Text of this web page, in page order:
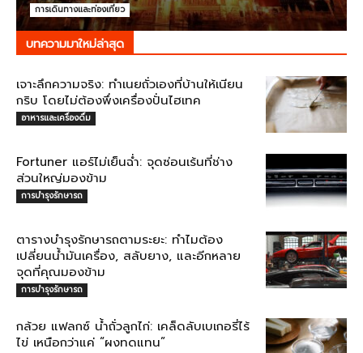
การเดินทางและท่องเที่ยว
บทความมาใหม่ล่าสุด
เจาะลึกความจริง: ทำเนยถั่วเองที่บ้านให้เนียน
กริบ โดยไม่ต้องพึ่งเครื่องปั่นไฮเทค
อาหารและเครื่องดื่ม
Fortuner แอร์ไม่เย็นฉ่ำ: จุดซ่อนเร้นที่ช่าง
ส่วนใหญ่มองข้าม
การบำรุงรักษารถ
ตารางบำรุงรักษารถตามระยะ: ทำไมต้อง
เปลี่ยนน้ำมันเครื่อง, สลับยาง, และอีกหลาย
จุดที่คุณมองข้าม
การบำรุงรักษารถ
กล้วย แฟลกซ์ น้ำถั่วลูกไก่: เคล็ดลับเบเกอรี่ไร้
ไข่ เหนือกว่าแค่ “ผงทดแทน”